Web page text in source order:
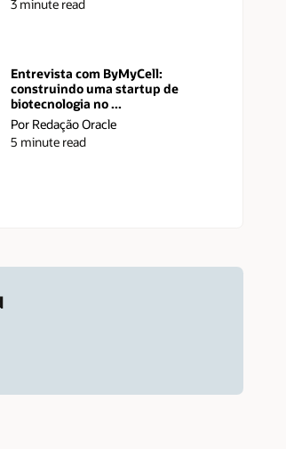
3 minute read
Entrevista com ByMyCell:
construindo uma startup de
biotecnologia no ...
Por Redação Oracle
5 minute read